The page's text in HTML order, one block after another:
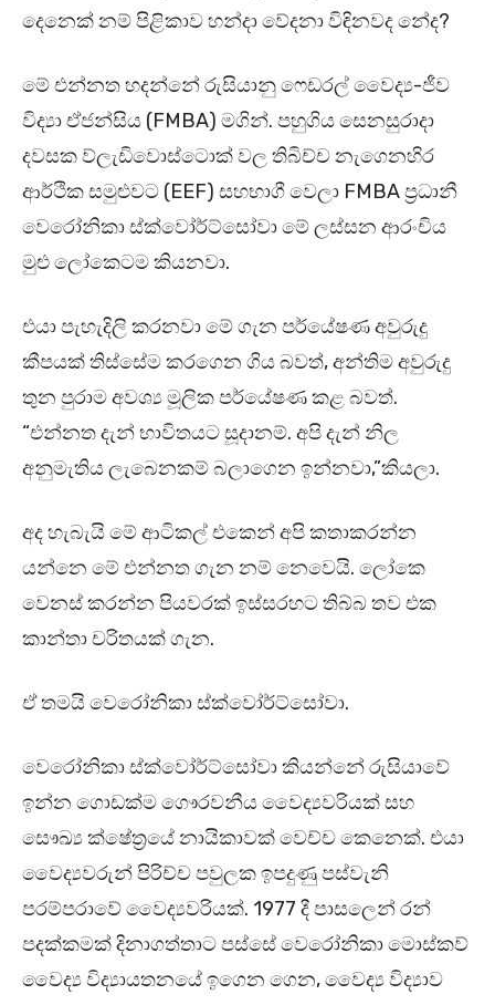
දෙනෙක් නම් පිළිකාව හන්දා වේදනා විඳිනවද නේද?
මේ එන්නත හදන්නේ රුසියානු ෆෙඩරල් වෛද්‍ය-ජීව
විද්‍යා ඒජන්සිය (FMBA) මගින්. පහුගිය සෙනසුරාදා
දවසක ව්ලැඩිවොස්ටොක් වල තිබිච්ච නැගෙනහිර
ආර්ථික සමුළුවට (EEF) සහභාගී වෙලා FMBA ප්‍රධානී
වෙරෝනිකා ස්ක්වෝර්ට්සෝවා මේ ලස්සන ආරංචිය
මුළු ලෝකෙටම කියනවා.
එයා පැහැදිලි කරනවා මේ ගැන පර්යේෂණ අවුරුදු
කීපයක් තිස්සේම කරගෙන ගිය බවත්, අන්තිම අවුරුදු
තුන පුරාම අවශ්‍ය මූලික පර්යේෂණ කළ බවත්.
“එන්නත දැන් භාවිතයට සූදානම්. අපි දැන් නිල
අනුමැතිය ලැබෙනකම් බලාගෙන ඉන්නවා,”කියලා.
අද හැබැයි මේ ආටිකල් එකෙන් අපි කතාකරන්න
යන්නෙ මේ එන්නත ගැන නම් නෙවෙයි. ලෝකෙ
වෙනස් කරන්න පියවරක් ඉස්සරහට තිබ්බ තව එක
කාන්තා චරිතයක් ගැන.
ඒ තමයි වෙරෝනිකා ස්ක්වෝර්ට්සෝවා.
වෙරෝනිකා ස්ක්වෝර්ට්සෝවා කියන්නේ රුසියාවේ
ඉන්න ගොඩක්ම ගෞරවනීය වෛද්‍යවරියක් සහ
සෞඛ්‍ය ක්ෂේත්‍රයේ නායිකාවක් වෙච්ච කෙනෙක්. එයා
වෛද්‍යවරුන් පිරිච්ච පවුලක ඉපදුණු පස්වැනි
පරම්පරාවේ වෛද්‍යවරියක්. 1977 දී පාසලෙන් රන්
පදක්කමක් දිනාගත්තාට පස්සේ වෙරෝනිකා මොස්කව්
වෛද්‍ය විද්‍යායතනයේ ඉගෙන ගෙන, වෛද්‍ය විද්‍යාව